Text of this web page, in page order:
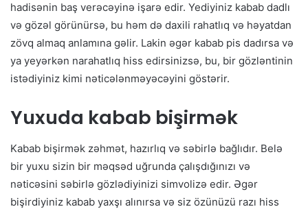
hadisənin baş verəcəyinə işarə edir. Yediyiniz kabab dadlı
və gözəl görünürsə, bu həm də daxili rahatlıq və həyatdan
zövq almaq anlamına gəlir. Lakin əgər kabab pis dadırsa və
ya yeyərkən narahatlıq hiss edirsinizsə, bu, bir gözləntinin
istədiyiniz kimi nəticələnməyəcəyini göstərir.
Yuxuda kabab bişirmək
Kabab bişirmək zəhmət, hazırlıq və səbirlə bağlıdır. Belə
bir yuxu sizin bir məqsəd uğrunda çalışdığınızı və
nəticəsini səbirlə gözlədiyinizi simvolizə edir. Əgər
bişirdiyiniz kabab yaxşı alınırsa və siz özünüzü razı hiss